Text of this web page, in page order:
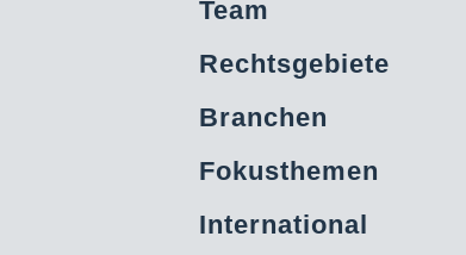
Team
Rechtsgebiete
Branchen
Fokusthemen
International